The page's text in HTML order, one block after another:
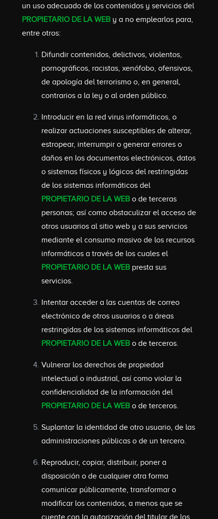
un uso adecuado de los contenidos y servicios del
PROPIETARIO DE LA WEBy a no emplearlos para,
entre otros:
Difundir contenidos, delictivos, violentos,
pornográficos, racistas, xenófobo, ofensivos,
de apología del terrorismo o, en general,
contrarios a la ley o al orden público.
Introducir en la red virus informáticos, o
realizar actuaciones susceptibles de alterar,
estropear, interrumpir o generar errores o
daños en los documentos electrónicos, datos
o sistemas físicos y lógicos del restringidas
de los sistemas informáticos del
PROPIETARIO DE LA WEBo de terceras
personas; así como obstaculizar el acceso de
otros usuarios al sitio web y a sus servicios
mediante el consumo masivo de los recursos
informáticos a través de los cuales el
PROPIETARIO DE LA WEBpresta sus
servicios.
Intentar acceder a las cuentas de correo
electrónico de otros usuarios o a áreas
restringidas de los sistemas informáticos del
PROPIETARIO DE LA WEBo de terceros.
Vulnerar los derechos de propiedad
intelectual o industrial, así como violar la
confidencialidad de la información del
PROPIETARIO DE LA WEBo de terceros.
Suplantar la identidad de otro usuario, de las
administraciones públicas o de un tercero.
Reproducir, copiar, distribuir, poner a
disposición o de cualquier otra forma
comunicar públicamente, transformar o
modificar los contenidos, a menos que se
cuente con la autorización del titular de los